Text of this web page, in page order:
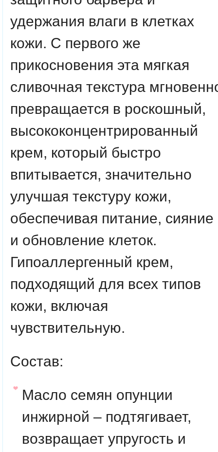
удержания влаги в клетках
кожи. С первого же
прикосновения эта мягкая
сливочная текстура
превращается в роскошный,
высококонцентрированный
крем, который быстро
впитывается, значительно
улучшая текстуру кожи,
обеспечивая питание, сияние
и обновление клеток.
Гипоаллергенный крем,
подходящий для всех типов
кожи, включая
чувствительную.
Состав:
Масло семян опунции
инжирной – подтягивает,
возвращает упругость и